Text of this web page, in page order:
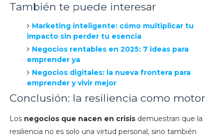
También te puede interesar
Marketing inteligente: cómo multiplicar tu
impacto sin perder tu esencia
Negocios rentables en 2025: 7 ideas para
emprender ya
Negocios digitales: la nueva frontera para
emprender y vivir mejor
Conclusión: la resiliencia como motor
Los negocios que nacen en crisisdemuestran que la
resiliencia no es solo una virtud personal, sino también